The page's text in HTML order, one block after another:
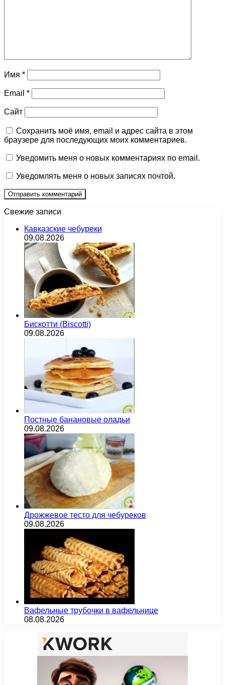
Имя *
Email *
Сайт
Сохранить моё имя, email и адрес сайта в этом
браузере для последующих моих комментариев.
Уведомить меня о новых комментариях по email.
Уведомлять меня о новых записях почтой.
Свежие записи
Кавказские чебуреки
09.08.2026
Бискотти (Biscotti)
09.08.2026
Постные банановые оладьи
09.08.2026
Дрожжевое тесто для чебуреков
09.08.2026
Вафельные трубочки в вафельнице
08.08.2026